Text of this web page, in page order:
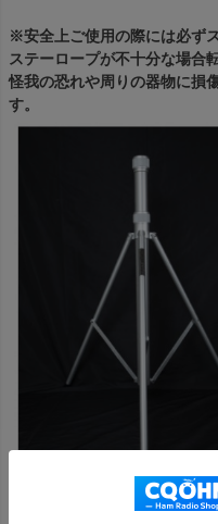
※安全上ご使用の際には必ず
ステーロープが不十分な場合転
怪我の恐れや周りの器物に損
す。